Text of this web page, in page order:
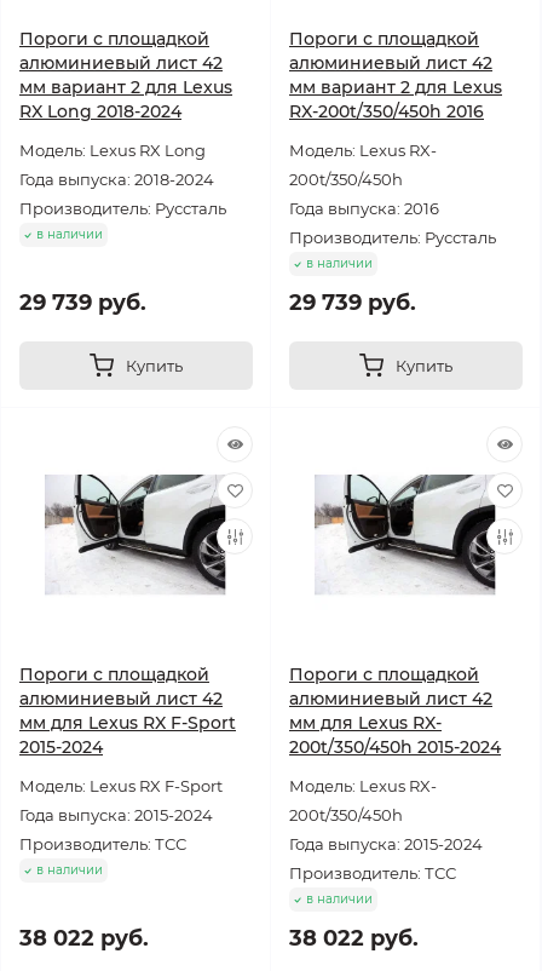
Пороги с площадкой
алюминиевый лист 42
мм вариант 2 для Lexus
RX Long 2018-2024
Модель: Lexus RX Long
Года выпуска: 2018-2024
Производитель: Руссталь
в наличии
29 739 руб.
Купить
Пороги с площадкой
алюминиевый лист 42
мм вариант 2 для Lexus
RX-200t/350/450h 2016
Модель: Lexus RX-
200t/350/450h
Года выпуска: 2016
Производитель: Руссталь
в наличии
29 739 руб.
Купить
Пороги с площадкой
алюминиевый лист 42
мм для Lexus RX F-Sport
2015-2024
Модель: Lexus RX F-Sport
Года выпуска: 2015-2024
Производитель: ТСС
в наличии
38 022 руб.
Пороги с площадкой
алюминиевый лист 42
мм для Lexus RX-
200t/350/450h 2015-2024
Модель: Lexus RX-
200t/350/450h
Года выпуска: 2015-2024
Производитель: ТСС
в наличии
38 022 руб.